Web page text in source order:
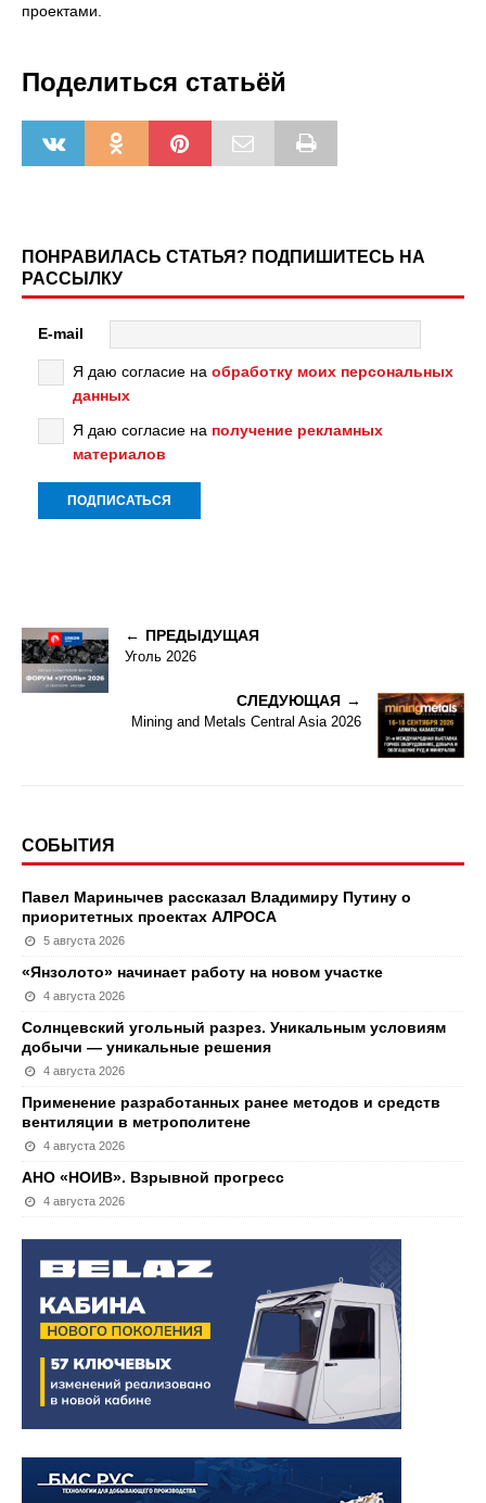
проектами.
Поделиться статьёй
ПОНРАВИЛАСЬ СТАТЬЯ? ПОДПИШИТЕСЬ НА
РАССЫЛКУ
E-mail
Я даю согласие на обработку моих персональных
данных
Я даю согласие на получение рекламных
материалов
ПРЕДЫДУЩАЯ
Уголь 2026
СЛЕДУЮЩАЯ
Mining and Metals Central Asia 2026
СОБЫТИЯ
Павел Маринычев рассказал Владимиру Путину о
приоритетных проектах АЛРОСА
5 августа 2026
«Янзолото» начинает работу на новом участке
4 августа 2026
Солнцевский угольный разрез. Уникальным условиям
добычи — уникальные решения
4 августа 2026
Применение разработанных ранее методов и средств
вентиляции в метрополитене
4 августа 2026
АНО «НОИВ». Взрывной прогресс
4 августа 2026